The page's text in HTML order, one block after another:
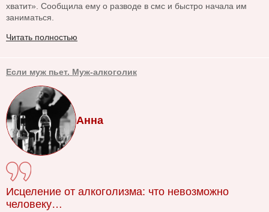
хватит». Сообщила ему о разводе в смс и быстро начала им
заниматься.
Читать полностью
Если муж пьет. Муж-алкоголик
Анна
Исцеление от алкоголизма: что невозможно
человеку…